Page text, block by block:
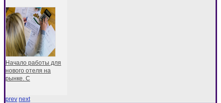
Начало работы для
нового отеля на
рынке. С
prev next